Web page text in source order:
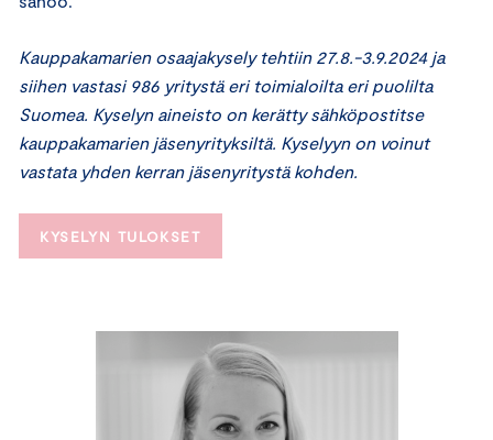
Kauppakamarien osaajakysely tehtiin 27.8.-3.9.2024 ja
siihen vastasi 986 yritystä eri toimialoilta eri puolilta
Suomea. Kyselyn aineisto on kerätty sähköpostitse
kauppakamarien jäsenyrityksiltä. Kyselyyn on voinut
vastata yhden kerran jäsenyritystä kohden.
KYSELYN TULOKSET